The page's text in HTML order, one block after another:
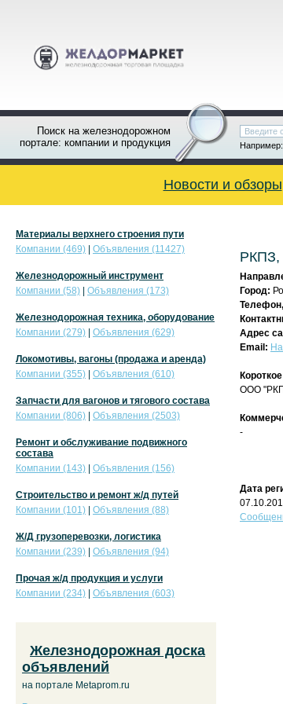
Поиск на железнодорожном
портале: компании и продукция
Например:
Новости и обзоры
Город:
Адрес
Email:
ООО
-
Дата
Материалы верхнего строения пути
Компании (469)
Объявления (11427)
Железнодорожный инструмент
Компании (58)
Объявления (173)
Железнодорожная техника, оборудование
Компании (279)
Объявления (629)
Локомотивы, вагоны (продажа и аренда)
Компании (355)
Объявления (610)
Запчасти для вагонов и тягового состава
Компании (806)
Объявления (2503)
Ремонт и обслуживание подвижного
состава
Компании (143)
Объявления (156)
Строительство и ремонт ж/д путей
Компании (101)
Объявления (88)
Ж/Д грузоперевозки, логистика
Компании (239)
Объявления (94)
Прочая ж/д продукция и услуги
Компании (234)
Объявления (603)
Железнодорожная доска
объявлений
на портале Metaprom.ru